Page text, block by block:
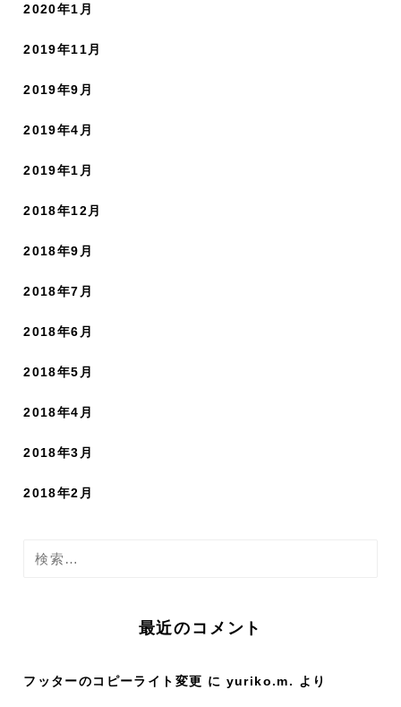
2020年1月
2019年11月
2019年9月
2019年4月
2019年1月
2018年12月
2018年9月
2018年7月
2018年6月
2018年5月
2018年4月
2018年3月
2018年2月
検
最近のコメント
フッターのコピーライト変更 に yuriko.m. より